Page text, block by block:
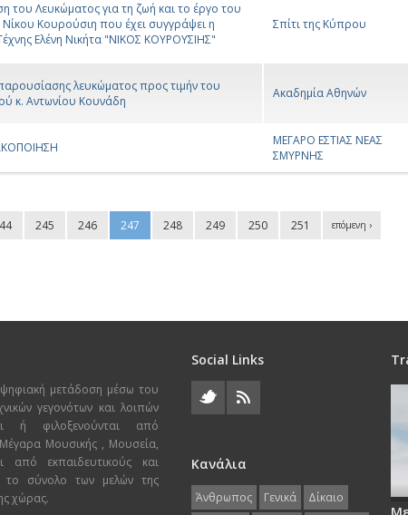
του Λευκώματος για τη ζωή και το έργο του
Νίκου Κουρούσιη που έχει συγγράψει η
Ελένη Νικήτα "ΝΙΚΟΣ ΚΟΥΡΟΥΣΙΗΣ"
Σπίτι της Κύπρου
λευκώματος προς τιμήν του
κ. Αντωνίου Κουνάδη
Ακαδημία Αθηνών
ΜΕΓΑΡΟ ΕΣΤΙΑΣ ΝΕΑΣ
ΣΜΥΡΝΗΣ
245 246 247 248 249 250 251 επόμενη ›
μετάδοση μέσω του
γεγονότων και λοιπών
ή φιλοξενούνται από
Μέγαρα Μουσικής , Μουσεία,
εκπαιδευτικούς και
το σύνολο των μελών της
χώρας.
Social Links
Κανάλια
Άνθρωπος Γενικά Δίκαιο